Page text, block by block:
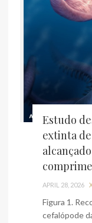
Estudo
extinta
APRIL 28, 2026
Figura 1.
cefalópode